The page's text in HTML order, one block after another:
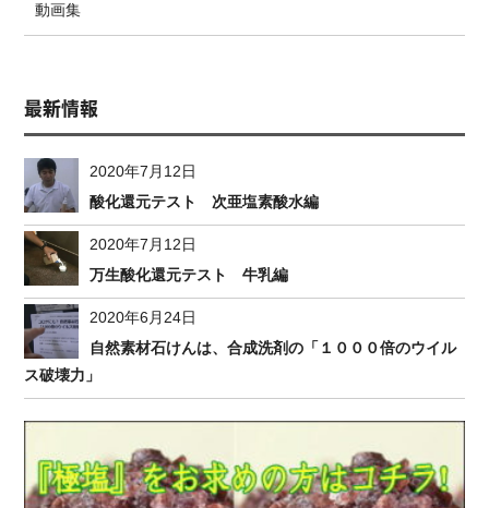
動画集
最新情報
2020年7月12日
酸化還元テスト 次亜塩素酸水編
2020年7月12日
万生酸化還元テスト 牛乳編
2020年6月24日
自然素材石けんは、合成洗剤の「１０００倍のウイル
ス破壊力」